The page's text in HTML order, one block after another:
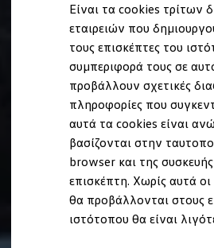
Είναι τα cookies τρίτων
εταιρειών που
τους επισκέπτες του
συμπεριφορά τους σε
προβάλλουν σχετικές
πληροφορίες που
αυτά τα cookies είναι
βασίζονται στην
browser και της
επισκέπτη. Χωρίς αυτά
θα προβάλλονται στους
ιστότοπου θα είναι
We Charge -
Πληροφορίες Πελάτη
Ανακύκλωση &
Ανακλήσεις
Προειδοποιητικές
Eνημερώσεις
Digital Manual -
XTL diesel fuel
Υπηρεσίες Volkswagen
Υπηρεσίες
Pick Up & Delivery
Φροντίδα Clean Plus
Επαγγελματικά Οχήματα
Συντήρηση &
Σημαντικές
Εγγύηση